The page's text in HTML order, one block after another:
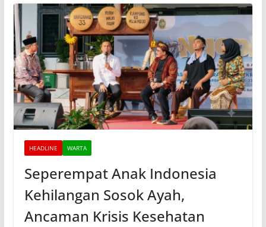
HEADLINE WARTA
Seperempat Anak Indonesia
Kehilangan Sosok Ayah,
Ancaman Krisis Kesehatan